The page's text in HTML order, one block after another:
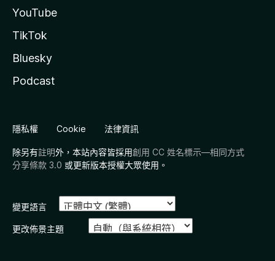
YouTube
TikTok
Bluesky
Podcast
隱私權 Cookie 法律資訊
除另有註明外，本站內容皆採用創用 CC 姓名標示—相同方式
分享條款 3.0 或更新版本授權大眾使用。
變更語言
更改佈景主題